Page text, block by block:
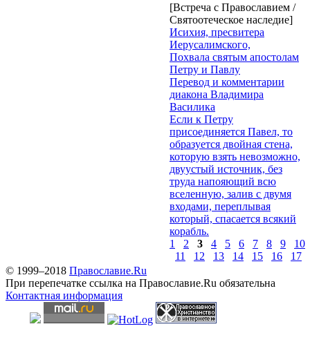
[Встреча с Православием /
Святоотеческое наследие]
Исихия, пресвитера
Иерусалимского,
Похвала святым апостолам
Петру и Павлу
Перевод и комментарии
диакона Владимира
Василика
Если к Петру
присоединяется Павел, то
образуется двойная стена,
которую взять невозможно,
двуустый источник, без
труда напояющий всю
вселенную, залив с двумя
входами, переплывая
который, спасается всякий
корабль.
1
2 3 4 5 6 7 8 9
10
11
12 13 14 15 16
17
© 1999–2018 Православие.Ru
При перепечатке ссылка на Православие.Ru обязательна
Контактная информация